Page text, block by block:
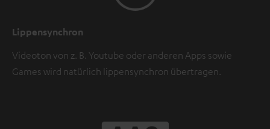
Lippensynchron
Videoton von z. B. Youtube oder anderen Apps sowie
Games wird natürlich lippensynchron übertragen.